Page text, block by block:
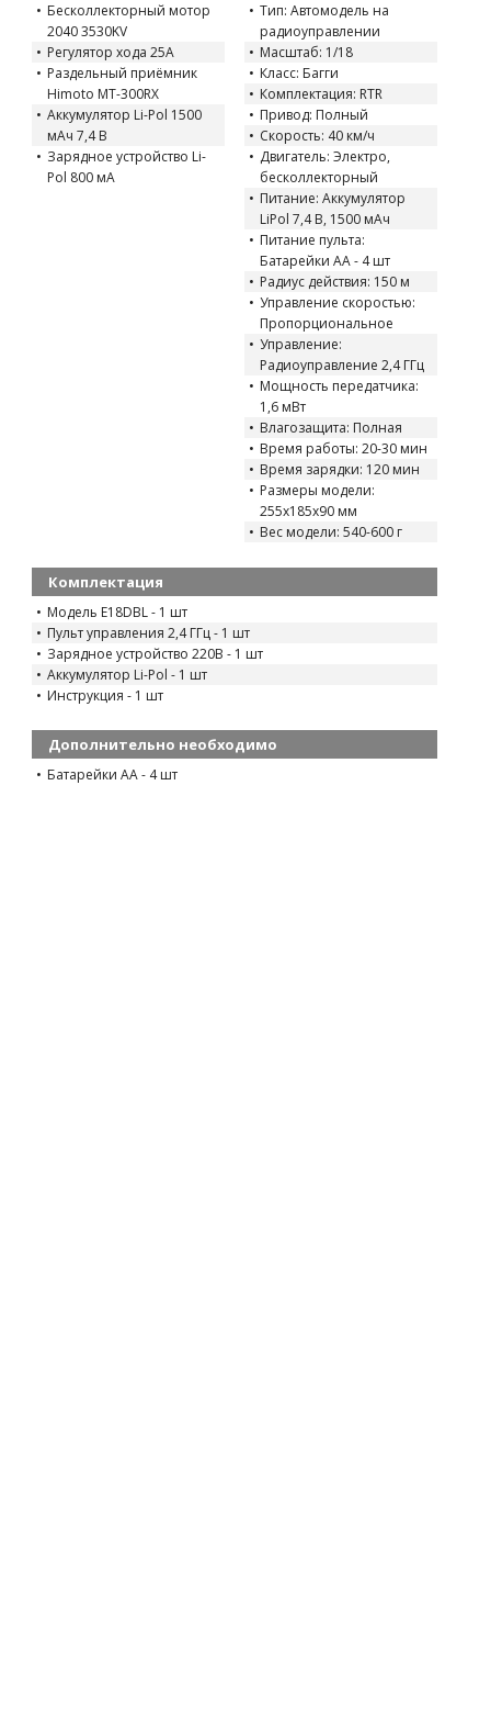
Бесколлекторный мотор
2040 3530KV
Регулятор хода 25A
Раздельный приёмник
Himoto MT-300RX
Аккумулятор Li-Pol 1500
мАч 7,4 В
Зарядное устройство Li-
Pol 800 мА
Тип: Автомодель на
радиоуправлении
Масштаб: 1/18
Класс: Багги
Комплектация: RTR
Привод: Полный
Скорость: 40 км/ч
Двигатель: Электро,
бесколлекторный
Питание: Аккумулятор
LiPol 7,4 В, 1500 мАч
Питание пульта:
Батарейки AA - 4 шт
Радиус действия: 150 м
Управление скоростью:
Пропорциональное
Управление:
Радиоуправление 2,4 ГГц
Мощность передатчика:
1,6 мВт
Влагозащита: Полная
Время работы: 20-30 мин
Время зарядки: 120 мин
Размеры модели:
255x185x90 мм
Вес модели: 540-600 г
Комплектация
Модель E18DBL - 1 шт
Пульт управления 2,4 ГГц - 1 шт
Зарядное устройство 220В - 1 шт
Аккумулятор Li-Pol - 1 шт
Инструкция - 1 шт
Дополнительно необходимо
Батарейки AA - 4 шт